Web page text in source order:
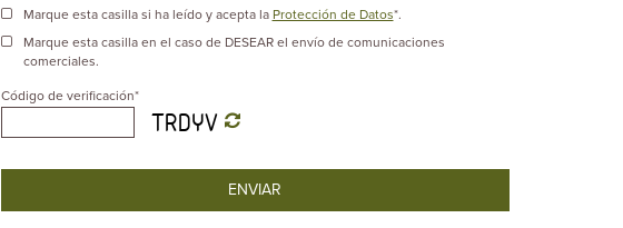
Marque esta casilla si ha leído y acepta la Protección de Datos*.
Marque esta casilla en el caso de DESEAR el envío de comunicaciones
comerciales.
Código de verificación*